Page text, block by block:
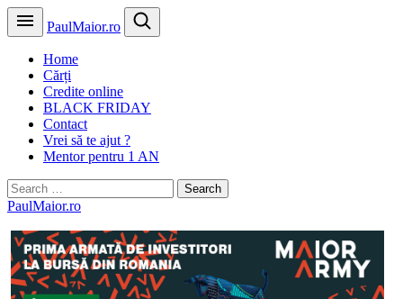
PaulMaior.ro
Home
Cărți
Credite online
BLACK FRIDAY
Contact
Vrei să te ajut ?
Mentor pentru 1 AN
Search
for:
PaulMaior.ro